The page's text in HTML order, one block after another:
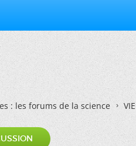
: les forums de la science VIE